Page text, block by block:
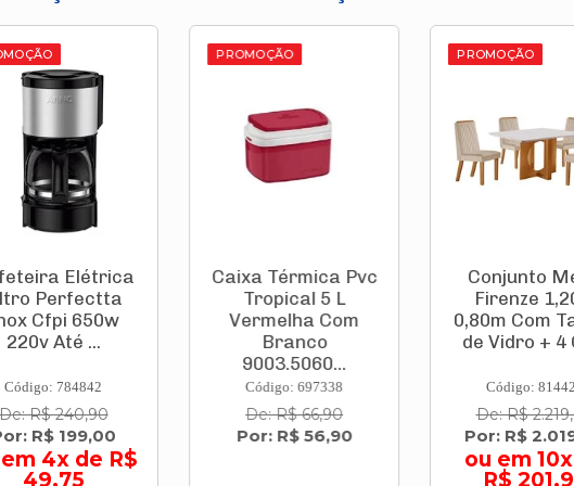
PROMOÇÃO
Caixa Térmica Pvc
Tropical 5 L
Vermelha Com
Branco
Código: 697338
De: R$ 66,90
Por: R$ 56,90
PROMOÇÃO
Conjunto Mesa
Firenze 1,20 X
0,80m Com Tampo
de Vidro + 4 Ca...
Código: 814423
De: R$ 2.219,00
Por: R$ 2.019,00
120cm
240v
Código:
R$